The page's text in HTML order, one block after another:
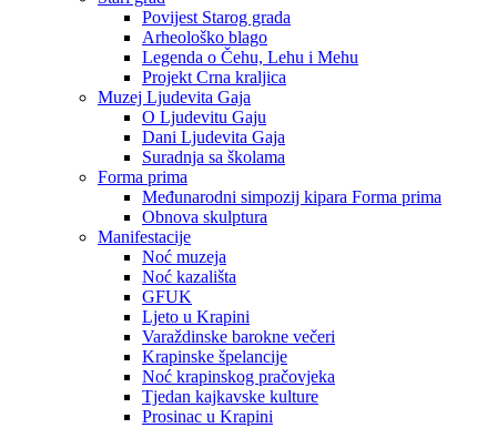
Povijest Starog grada
Arheološko blago
Legenda o Čehu, Lehu i Mehu
Projekt Crna kraljica
Muzej Ljudevita Gaja
O Ljudevitu Gaju
Dani Ljudevita Gaja
Suradnja sa školama
Forma prima
Međunarodni simpozij kipara Forma prima
Obnova skulptura
Manifestacije
Noć muzeja
Noć kazališta
GFUK
Ljeto u Krapini
Varaždinske barokne večeri
Krapinske špelancije
Noć krapinskog pračovjeka
Tjedan kajkavske kulture
Prosinac u Krapini